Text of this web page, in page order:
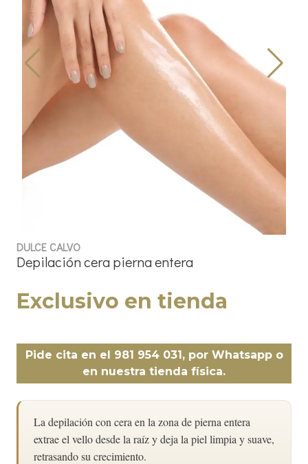
DULCE CALVO
Depilación cera pierna entera
Exclusivo en tienda
Pide cita en el 981 954 031, por Whatsapp o
en nuestra tienda física.
La depilación con cera en la zona de pierna entera
extrae el vello desde la raíz y deja la piel limpia y suave,
retrasando su crecimiento.